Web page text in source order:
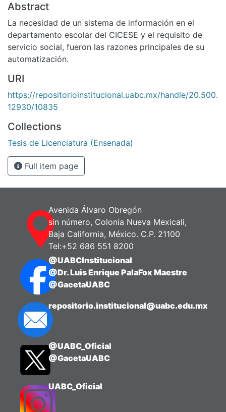
Abstract
La necesidad de un sistema de información en el
departamento escolar del CICESE y el requisito de
servicio social, fueron las razones principales de su
automatización.
URI
https://repositorioinstitucional.uabc.mx/handle/20.500.
12930/10835
Collections
Tesis de Licenciatura (Ensenada)
Full item page
Avenida Álvaro Obregón
sin número, Colonia Nueva Mexicali,
Baja California, México. C.P. 21100
Tel:+52 686 551 8200
@UABCInstitucional
@Dr. Luis Enrique PalaFox Maestre
@GacetaUABC
repositorio.institucional@uabc.edu.mx
@UABC_Oficial
@GacetaUABC
UABC_Oficial